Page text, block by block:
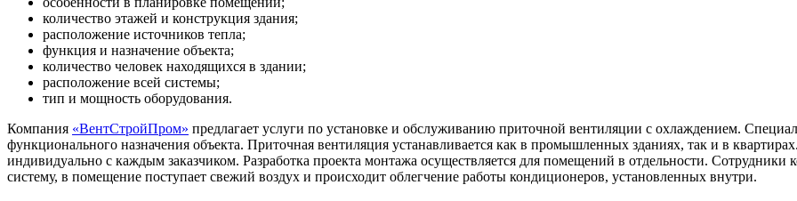
количество этажей и конструкция здания;
расположение источников тепла;
функция и назначение объекта;
количество человек находящихся в здании;
расположение всей системы;
тип и мощность оборудования.
Компания «ВентСтройПром» предлагает услуги по установке и обслуживанию приточной вентиляции с охлаждением.
функционального назначения объекта. Приточная вентиляция устанавливается как в промышленных зданиях, так и в
индивидуально с каждым заказчиком. Разработка проекта монтажа осуществляется для помещений в отдельности.
систему, в помещение поступает свежий воздух и происходит облегчение работы кондиционеров, установленных внутри.